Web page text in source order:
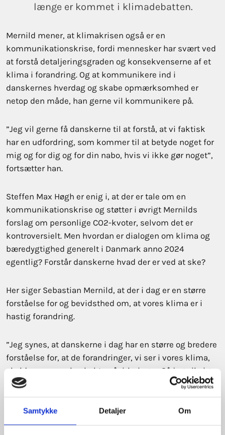
Samtykke Detaljer Om
længe er kommet i klimadebatten.
Mernild mener, at klimakrisen også er en
kommunikationskrise, fordi mennesker har svært ved
at forstå detaljeringsgraden og konsekvenserne af et
klima i forandring. Og at kommunikere ind i
danskernes hverdag og skabe opmærksomhed er
netop den måde, han gerne vil kommunikere på.
”Jeg vil gerne få danskerne til at forstå, at vi faktisk
har en udfordring, som kommer til at betyde noget for
mig og for dig og for din nabo, hvis vi ikke gør noget”,
fortsætter han.
Steffen Max Høgh er enig i, at der er tale om en
kommunikationskrise og støtter i øvrigt Mernilds
forslag om personlige CO2-kvoter, selvom det er
kontroversielt. Men hvordan er dialogen om klima og
bæredygtighed generelt i Danmark anno 2024
egentlig? Forstår danskerne hvad der er ved at ske?
Her siger Sebastian Mernild, at der i dag er en større
forståelse for og bevidsthed om, at vores klima er i
hastig forandring.
”Jeg synes, at danskerne i dag har en større og bredere
forståelse for, at de forandringer, vi ser i vores klima,
skyldes menneskeskabte påvirkninger. Så jeg vil sige
trods alt, at debatten om klimaet er blevet nemmere,
fordi alle langt hen ad vejen forstår årsager og
mekanismer til hvorfor vores klima er i forandring,
afslutter Mernild.